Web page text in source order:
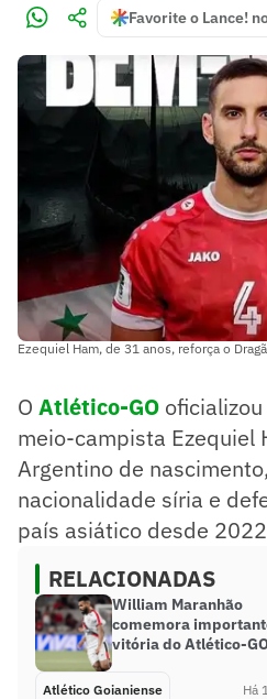
Favorite o Lance!
Ezequiel Ham, de 31 anos, reforça o
O Atlético-GO
meio-campista Ezequiel
Argentino de
nacionalidade síria e
país asiático desde
RELACIONADAS
William Maranhão
comemora
vitória do Atlético-
Atlético Goianiense Há